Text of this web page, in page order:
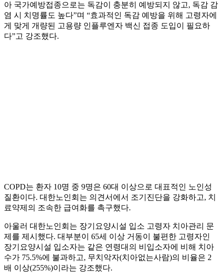
아 국가예방접종으로는 독감이 충분히 예방되지 않고, 독감 감
염 시 치명률도 높다”며 “효과적인 독감 예방을 위해 고령자에
게 맞게 개량된 고용량 인플루엔자 백신 접종 도입이 필요하
다”고 강조했다.
COPD는 환자 10명 중 9명은 60대 이상으로 대표적인 노인성
질환이다. 대한노인회는 의견서에서 조기진단을 강화하고, 치
료약제의 조속한 급여화를 촉구했다.
아울러 대한노인회는 장기요양시설 입소 고령자 치아관리 문
제를 제시했다. 대부분이 65세 이상 거동이 불편한 고령자인
장기요양시설 입소자는 같은 연령대의 비입소자에 비해 치아
수가 75.5%에 불과하고, 무치악자(치아없는사람)의 비율은 2
배 이상(255%)이라는 강조했다.